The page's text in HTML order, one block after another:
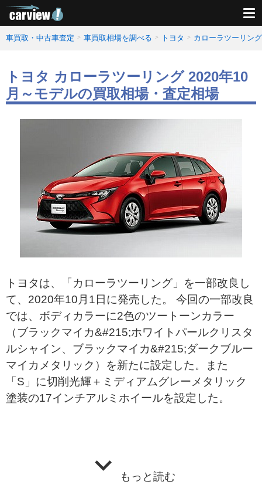
車買取・中古車査定 車買取相場を調べる トヨタ カローラツーリン
トヨタ カローラツーリング 2020年10
月～モデルの買取相場・査定相場
トヨタは、「カローラツーリング」を一部改良し
て、2020年10月1日に発売した。 今回の一部改良
では、ボディカラーに2色のツートーンカラー
（ブラックマイカ&#215;ホワイトパールクリスタ
ルシャイン、ブラックマイカ&#215;ダークブルー
マイカメタリック）を新たに設定した。また
「S」に切削光輝＋ミディアムグレーメタリック
塗装の17インチアルミホイールを設定した。
もっと読む